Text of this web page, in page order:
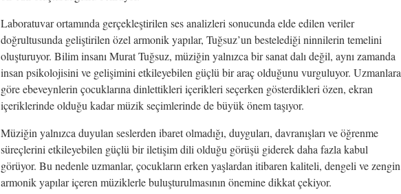
Laboratuvar ortamında gerçekleştirilen ses analizleri sonucunda elde edilen veriler
doğrultusunda geliştirilen özel armonik yapılar, Tuğsuz’un bestelediği ninnilerin temelini
oluşturuyor. Bilim insanı Murat Tuğsuz, müziğin yalnızca bir sanat dalı değil, aynı zamanda
insan psikolojisini ve gelişimini etkileyebilen güçlü bir araç olduğunu vurguluyor. Uzmanlara
göre ebeveynlerin çocuklarına dinlettikleri içerikleri seçerken gösterdikleri özen, ekran
içeriklerinde olduğu kadar müzik seçimlerinde de büyük önem taşıyor.
Müziğin yalnızca duyulan seslerden ibaret olmadığı, duyguları, davranışları ve öğrenme
süreçlerini etkileyebilen güçlü bir iletişim dili olduğu görüşü giderek daha fazla kabul
görüyor. Bu nedenle uzmanlar, çocukların erken yaşlardan itibaren kaliteli, dengeli ve zengin
armonik yapılar içeren müziklerle buluşturulmasının önemine dikkat çekiyor.